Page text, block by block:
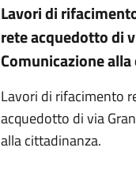
Lavori di
rete acquedotto di
Comunicazione
Lavori di rifacimento
acquedotto di via
alla cittadinanza.